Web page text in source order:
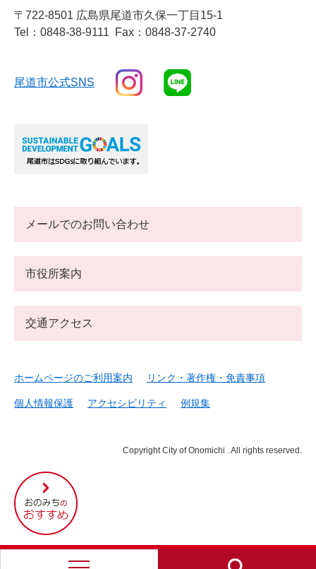
尾
道
市
の
す
〒722-8501 広島県尾道市久保一丁目15-1
Tel：0848-38-9111
Fax：0848-37-2740
尾道市公式SNS
メールでのお問い合わせ
市役所案内
交通アクセス
ホームページのご利用案内 リンク・著作権・免責事項
個人情報保護 アクセシビリティ 例規集
Copyright City of Onomichi . All rights reserved.